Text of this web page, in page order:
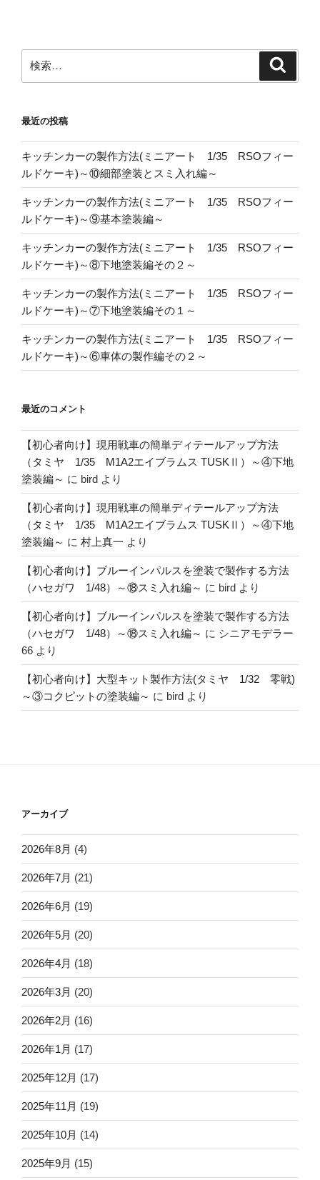
シ
ョ
索:
最近の投稿
キッチンカーの製作方法(ミニアート 1/35 RSOフィー
ルドケーキ)～⑩細部塗装とスミ入れ編～
キッチンカーの製作方法(ミニアート 1/35 RSOフィー
ルドケーキ)～⑨基本塗装編～
キッチンカーの製作方法(ミニアート 1/35 RSOフィー
ルドケーキ)～⑧下地塗装編その２～
キッチンカーの製作方法(ミニアート 1/35 RSOフィー
ルドケーキ)～⑦下地塗装編その１～
キッチンカーの製作方法(ミニアート 1/35 RSOフィー
ルドケーキ)～⑥車体の製作編その２～
最近のコメント
【初心者向け】現用戦車の簡単ディテールアップ方法
（タミヤ 1/35 M1A2エイブラムス TUSKⅡ）～④下地
塗装編～ に bird より
【初心者向け】現用戦車の簡単ディテールアップ方法
（タミヤ 1/35 M1A2エイブラムス TUSKⅡ）～④下地
塗装編～ に 村上真一 より
【初心者向け】ブルーインパルスを塗装で製作する方法
（ハセガワ 1/48）～⑱スミ入れ編～ に bird より
【初心者向け】ブルーインパルスを塗装で製作する方法
（ハセガワ 1/48）～⑱スミ入れ編～ に シニアモデラー
66 より
【初心者向け】大型キット製作方法(タミヤ 1/32 零戦)
～③コクピットの塗装編～ に bird より
アーカイブ
2026年8月 (4)
2026年7月 (21)
2026年6月 (19)
2026年5月 (20)
2026年4月 (18)
2026年3月 (20)
2026年2月 (16)
2026年1月 (17)
2025年12月 (17)
2025年11月 (19)
2025年10月 (14)
2025年9月 (15)